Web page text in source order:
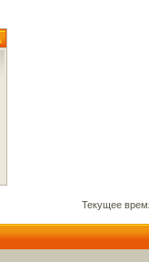
Текущее